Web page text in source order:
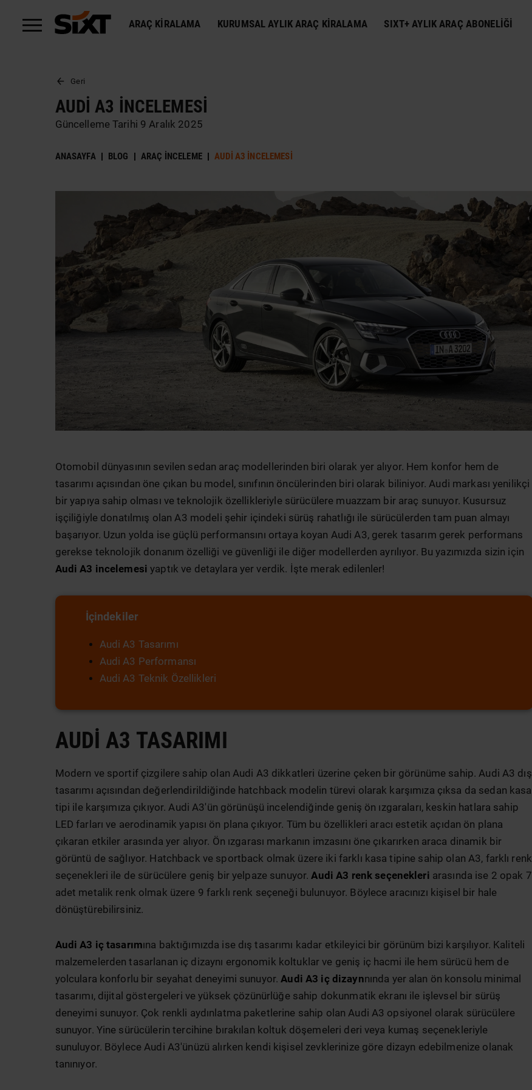
ARAÇ KIRALAMA KURUMSAL AYLIK ARAÇ KIRALAMA SIXT+ AYLIK ARAÇ ABONELIĞI
Geri
AUDI A3 İNCELEMESI
Güncelleme Tarihi 9 Aralık 2025
ANASAYFA BLOG ARAÇ İNCELEME AUDI A3 İNCELEMESI
Otomobil dünyasının sevilen sedan araç modellerinden biri olarak yer alıyor. Hem konfor hem de
tasarımı açısından öne çıkan bu model, sınıfının öncülerinden biri olarak biliniyor. Audi markası yenilikçi
bir yapıya sahip olması ve teknolojik özellikleriyle sürücülere muazzam bir araç sunuyor. Kusursuz
işçiliğiyle donatılmış olan A3 modeli şehir içindeki sürüş rahatlığı ile sürücülerden tam puan almayı
başarıyor. Uzun yolda ise güçlü performansını ortaya koyan Audi A3, gerek tasarım gerek performans
gerekse teknolojik donanım özelliği ve güvenliği ile diğer modellerden ayrılıyor. Bu yazımızda sizin için
Audi A3 incelemesi yaptık ve detaylara yer verdik. İşte merak edilenler!
İçindekiler
Audi A3 Tasarımı
Audi A3 Performansı
Audi A3 Teknik Özellikleri
AUDI A3 TASARIMI
Modern ve sportif çizgilere sahip olan Audi A3 dikkatleri üzerine çeken bir görünüme sahip. Audi A3 dış
tasarımı açısından değerlendirildiğinde hatchback modelin türevi olarak karşımıza çıksa da sedan kasa
tipi ile karşımıza çıkıyor. Audi A3'ün görünüşü incelendiğinde geniş ön ızgaraları, keskin hatlara sahip
LED farları ve aerodinamik yapısı ön plana çıkıyor. Tüm bu özellikleri aracı estetik açıdan ön plana
çıkaran etkiler arasında yer alıyor. Ön ızgarası markanın imzasını öne çıkarırken araca dinamik bir
görüntü de sağlıyor. Hatchback ve sportback olmak üzere iki farklı kasa tipine sahip olan A3, farklı renk
seçenekleri ile de sürücülere geniş bir yelpaze sunuyor.Audi A3 renk seçenekleri arasında ise 2 opak 7
adet metalik renk olmak üzere 9 farklı renk seçeneği bulunuyor. Böylece aracınızı kişisel bir hale
dönüştürebilirsiniz.
Audi A3 iç tasarımına baktığımızda ise dış tasarımı kadar etkileyici bir görünüm bizi karşılıyor. Kaliteli
malzemelerden tasarlanan iç dizaynı ergonomik koltuklar ve geniş iç hacmi ile hem sürücü hem de
yolculara konforlu bir seyahat deneyimi sunuyor.Audi A3 iç dizaynnında yer alan ön konsolu minimal
tasarımı, dijital göstergeleri ve yüksek çözünürlüğe sahip dokunmatik ekranı ile işlevsel bir sürüş
deneyimi sunuyor. Çok renkli aydınlatma paketlerine sahip olan Audi A3 opsiyonel olarak sürücülere
sunuyor. Yine sürücülerin tercihine bırakılan koltuk döşemeleri deri veya kumaş seçenekleriyle
sunuluyor. Böylece Audi A3'ünüzü alırken kendi kişisel zevklerinize göre dizayn edebilmenize olanak
tanınıyor.